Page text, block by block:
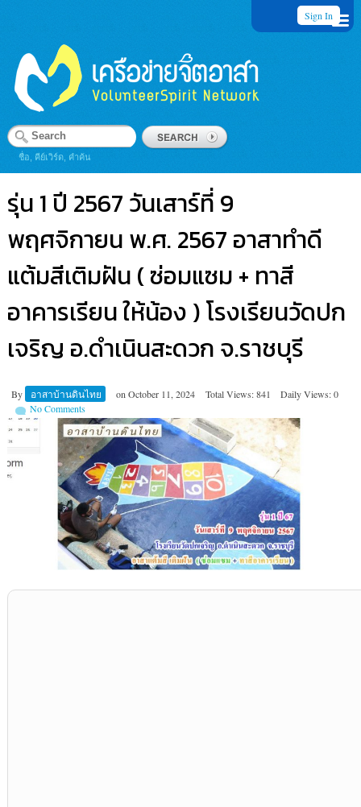
Sign In
ชื่อ, คีย์เวิร์ด, คำค้น
รุ่น 1 ปี 2567 วันเสาร์ที่ 9
พฤศจิกายน พ.ศ. 2567 อาสาทำดี
แต้มสีเติมฝัน ( ซ่อมแซม + ทาสี
อาคารเรียน ให้น้อง ) โรงเรียนวัดปก
เจริญ อ.ดำเนินสะดวก จ.ราชบุรี
By อาสาบ้านดินไทย on October 11, 2024 Total Views: 841
Daily Views: 0
No Comments